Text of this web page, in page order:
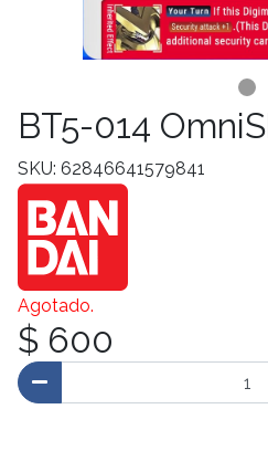
BT5-014
SKU: 62846641579841
Agotado.
$ 600